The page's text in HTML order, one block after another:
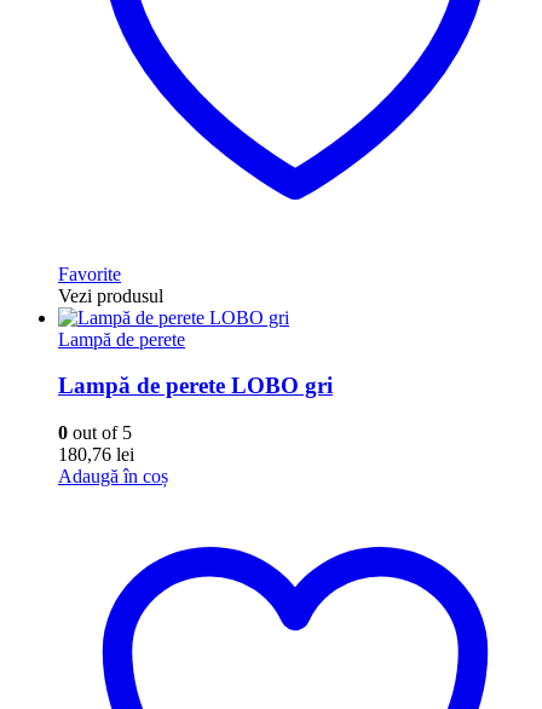
Favorite
Vezi produsul
Lampă de perete
Lampă de perete LOBO gri
0 out of 5
180,76 lei
Adaugă în coș